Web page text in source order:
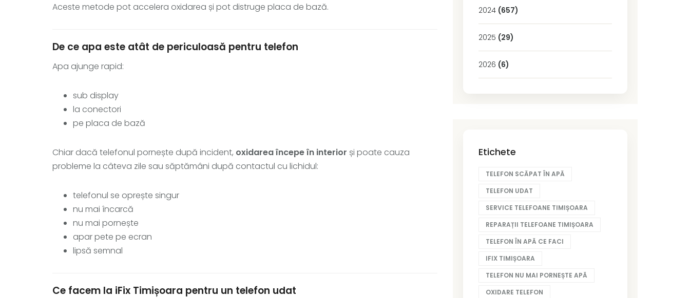
Aceste metode pot accelera oxidarea și pot distruge placa de bază.
De ce apa este atât de periculoasă pentru telefon
Apa ajunge rapid:
sub display
la conectori
pe placa de bază
Chiar dacă telefonul pornește după incident, oxidarea începe în interior și poate cauza
probleme la câteva zile sau săptămâni după contactul cu lichidul:
telefonul se oprește singur
nu mai încarcă
nu mai pornește
apar pete pe ecran
lipsă semnal
Ce facem la iFix Timișoara pentru un telefon udat
2024 (657)
2025 (29)
2026 (6)
Etichete
TELEFON SCĂPAT ÎN APĂ
TELEFON UDAT
SERVICE TELEFOANE TIMIȘOARA
REPARAȚII TELEFOANE TIMIȘOARA
TELEFON ÎN APĂ CE FACI
IFIX TIMIȘOARA
TELEFON NU MAI PORNEȘTE APĂ
OXIDARE TELEFON